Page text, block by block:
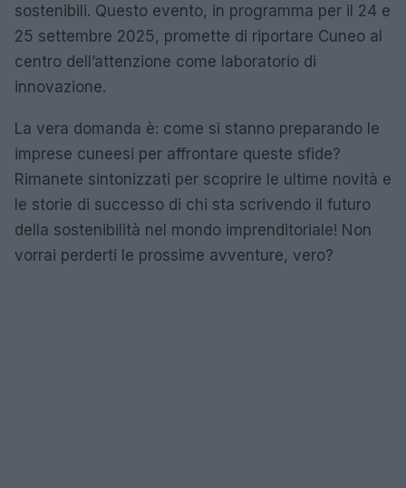
sostenibili. Questo evento, in programma per il 24 e
25 settembre 2025, promette di riportare Cuneo al
centro dell’attenzione come laboratorio di
innovazione.
La vera domanda è: come si stanno preparando le
imprese cuneesi per affrontare queste sfide?
Rimanete sintonizzati per scoprire le ultime novità e
le storie di successo di chi sta scrivendo il futuro
della sostenibilità nel mondo imprenditoriale! Non
vorrai perderti le prossime avventure, vero?